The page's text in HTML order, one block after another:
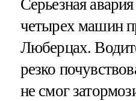
Серьезная
четырех машин
Люберцах.
резко
не смог